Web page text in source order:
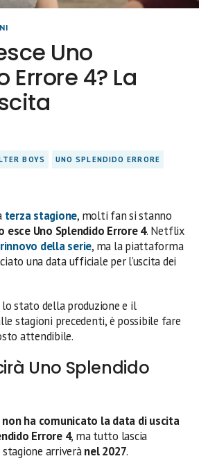
Uno
Errore 4? La
BOYS UNO SPLENDIDO ERRORE
terza stagione, molti fan si stanno
esce Uno Splendido Errore 4. Netflix
rinnovo della serie, ma la piattaforma
una data ufficiale per l’uscita dei
stato della produzione e il
stagioni precedenti, è possibile fare
attendibile.
Uno Splendido
ha comunicato la data di uscita
Errore 4, ma tutto lascia
stagione arriverànel 2027.